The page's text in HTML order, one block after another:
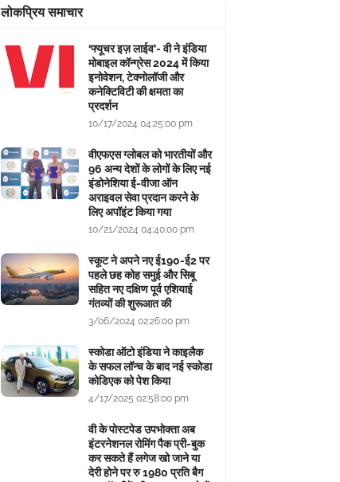
लोकप्रिय समाचार
‘फ्यूचर इज़ लाईव’- वी ने इंडिया
मोबाइल कॉन्ग्रेस 2024 में किया
इनोवेशन, टेक्नोलॉजी और
कनेक्टिविटी की क्षमता का
प्रदर्शन
10/17/2024 04:25:00 pm
वीएफएस ग्लोबल को भारतीयों और
96 अन्य देशों के लोगों के लिए नई
इंडोनेशिया ई-वीजा ऑन
अराइवल सेवा प्रदान करने के
लिए अपॉइंट किया गया
10/21/2024 04:40:00 pm
स्कूट ने अपने नए ई190-ई2 पर
पहले छह कोह समुई और सिबू
सहित नए दक्षिण पूर्व एशियाई
गंतव्यों की शुरूआत की
3/06/2024 02:26:00 pm
स्कोडा ऑटो इंडिया ने काइलैक
के सफल लॉन्च के बाद नई स्कोडा
कोडिएक को पेश किया
4/17/2025 02:58:00 pm
वी के पोस्टपेड उपभोक्ता अब
इंटरनेशनल रोमिंग पैक प्री-बुक
कर सकते हैं लगेज खो जाने या
देरी होने पर रु 1980 प्रति बैग